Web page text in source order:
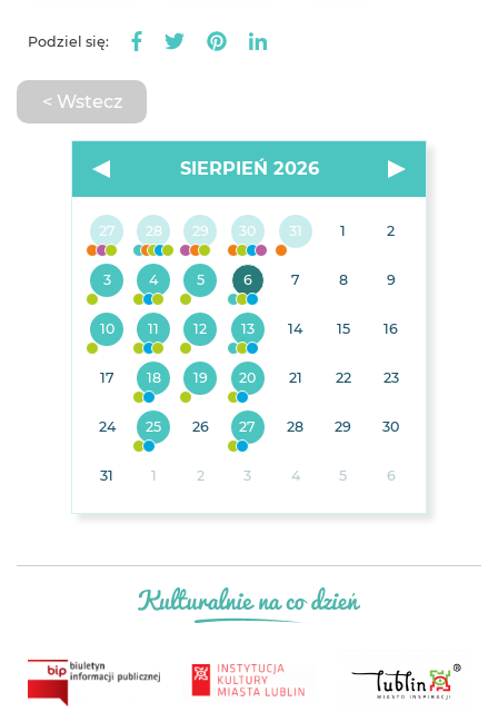
Podziel się:
< Wstecz
SIERPIEŃ 2026
27 28 29 30 31 1 2
3 4 5 6 7 8 9
10 11 12 13 14 15 16
17 18 19 20 21 22 23
24 25 26 27 28 29 30
31 1 2 3 4 5 6